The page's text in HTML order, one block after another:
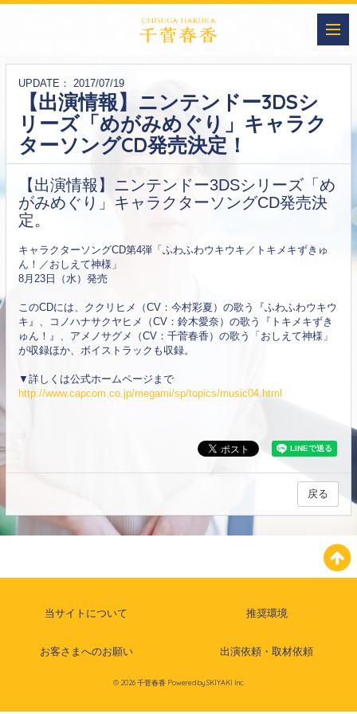
UPDATE 2017/07/19
【出演情報】ニンテンドー3DSシ
リーズ「めがみめぐり」キャラク
ターソングCD発売決定！
【出演情報】ニンテンドー3DSシリーズ「め
がみめぐり」キャラクターソングCD発売決
定。
キャラクターソングCD第4弾「ふわふわウキウキ／トキメキずきゅ
ん！／おしえて神様」
8月23日（水）発売
このCDには、ククリヒメ（CV：今村彩夏）の歌う『ふわふわウキウ
キ』、コノハナサクヤヒメ（CV：鈴木愛奈）の歌う『トキメキずき
ゅん！』、アメノサグメ（CV：千菅春香）の歌う「おしえて神様」
が収録ほか、ボイストラックも収録。
▼詳しくは公式ホームページまで
http://www.capcom.co.jp/megami/sp/topics/music04.html
戻る
当サイトについて 推奨環境
お客さまへのお願い 出演依頼・取材依頼
© 2026 千菅春香 Powered bySKIYAKI Inc.